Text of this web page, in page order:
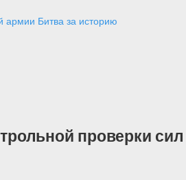
армии Битва за историю
проверки